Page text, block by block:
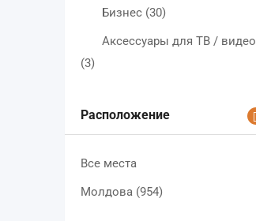
Бизнес (30)
Аксессуары для ТВ / видео
(3)
Расположение
Все места
Молдова (954)